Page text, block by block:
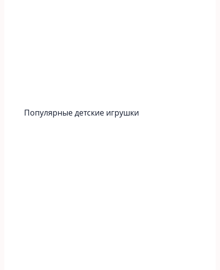
Популярные детские игрушки